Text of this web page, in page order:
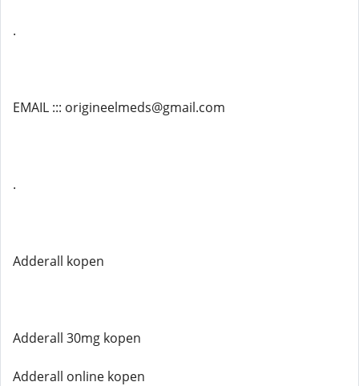
.
EMAIL ::: origineelmeds@gmail.com
.
Adderall kopen
Adderall 30mg kopen
Adderall online kopen